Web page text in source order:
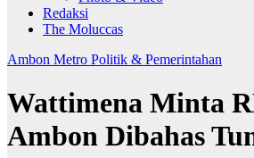
Redaksi
The Moluccas
Ambon Metro Politik & Pemerintahan
Wattimena Minta
Ambon Dibahas